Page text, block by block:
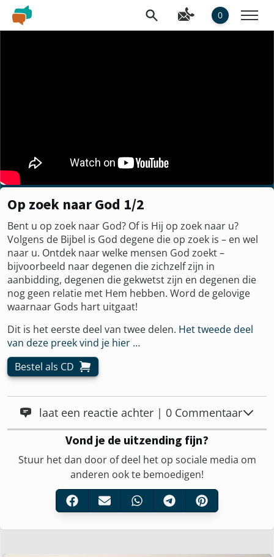
0
Op zoek naar God 1/2
Bent u op zoek naar God? Of is Hij op zoek naar u?
Volgens de Bijbel is God degene die op zoek is – en wel
naar u. Ontdek naar welke mensen God zoekt –
bijvoorbeeld naar degenen die zichzelf zijn in
aanbidding, degenen die gekwetst zijn en degenen die
nog geen relatie met Hem hebben. Word de gelovige
waarnaar Gods hart uitgaat!
Dit is het eerste deel van twee delen. Het tweede deel
van deze preek vind je hier …
Bestel als CD
laat een reactie achter | 0 Commentaar
Vond je de uitzending fijn?
Stuur het dan door of deel het op sociale media om
anderen ook te bemoedigen!